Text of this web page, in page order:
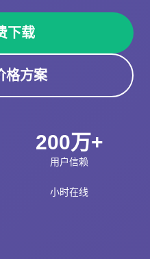
下载
格方案
200万+
用户信赖
小时在线